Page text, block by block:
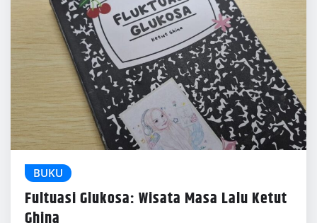
BUKU
Fultuasi Glukosa: Wisata Masa Lalu Ketut